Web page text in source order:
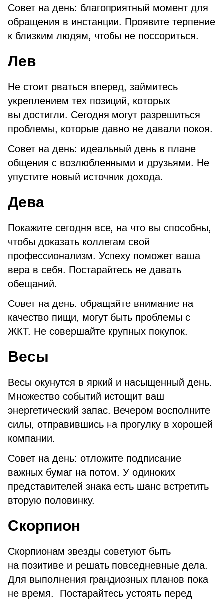
Совет на день: благоприятный момент для
обращения в инстанции. Проявите терпение
к близким людям, чтобы не поссориться.
Лев
Не стоит рваться вперед, займитесь
укреплением тех позиций, которых
вы достигли. Сегодня могут разрешиться
проблемы, которые давно не давали покоя.
Совет на день: идеальный день в плане
общения с возлюбленными и друзьями. Не
упустите новый источник дохода.
Дева
Покажите сегодня все, на что вы способны,
чтобы доказать коллегам свой
профессионализм. Успеху поможет ваша
вера в себя. Постарайтесь не давать
обещаний.
Совет на день: обращайте внимание на
качество пищи, могут быть проблемы с
ЖКТ. Не совершайте крупных покупок.
Весы
Весы окунутся в яркий и насыщенный день.
Множество событий истощит ваш
энергетический запас. Вечером восполните
силы, отправившись на прогулку в хорошей
компании.
Совет на день: отложите подписание
важных бумаг на потом. У одиноких
представителей знака есть шанс встретить
вторую половинку.
Скорпион
Скорпионам звезды советуют быть
на позитиве и решать повседневные дела.
Для выполнения грандиозных планов пока
не время. Постарайтесь устоять перед